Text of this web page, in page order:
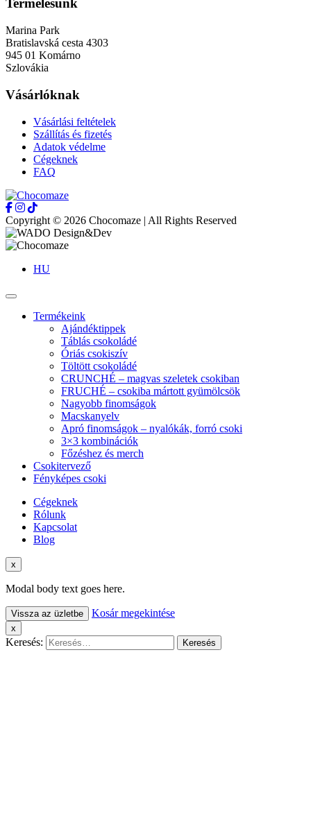
Termelésünk
Marina Park
Bratislavská cesta 4303
945 01 Komárno
Szlovákia
Vásárlóknak
Vásárlási feltételek
Szállítás és fizetés
Adatok védelme
Cégeknek
FAQ
Copyright © 2026 Chocomaze | All Rights Reserved
HU
Termékeink
Ajándéktippek
Táblás csokoládé
Óriás csokiszív
Töltött csokoládé
CRUNCHÉ – magvas szeletek csokiban
FRUCHÉ – csokiba mártott gyümölcsök
Nagyobb finomságok
Macskanyelv
Apró finomságok – nyalókák, forró csoki
3×3 kombinációk
Főzéshez és merch
Csokitervező
Fényképes csoki
Cégeknek
Rólunk
Kapcsolat
Blog
x
Modal body text goes here.
Vissza az üzletbe Kosár megekintése
x
Keresés: